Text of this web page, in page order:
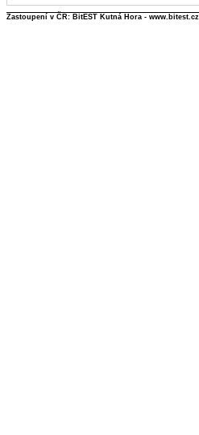
Zastoupení v ČR: BitEST Kutná Hora - www.bitest.cz